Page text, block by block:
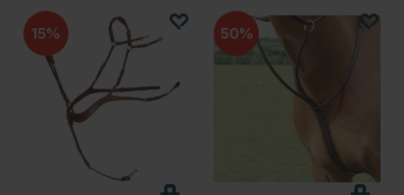
15 50